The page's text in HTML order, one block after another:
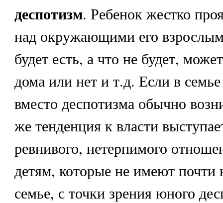
деспотизм. Ребенок жестко
над окружающими его
будет есть, а что не будет,
дома или нет и т.д. Если в
вместо деспотизма обычно
же тенденция к власти
ревнивого, нетерпимого
детям, которые не имеют почти
семье, с точки зрения юного